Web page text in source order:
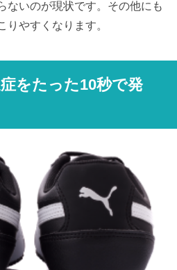
ないのが現状です。その他にも
りやすくなります。
をたった10秒で発